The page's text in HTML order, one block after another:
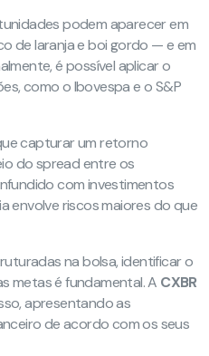
podem aparecer em
de laranja e boi gordo — e em
é possível aplicar o
como o Ibovespa e o S&P
capturar um retorno
do spread entre os
com investimentos
envolve riscos maiores do que
na bolsa, identificar o
metas é fundamental. A CXBR
apresentando as
de acordo com os seus